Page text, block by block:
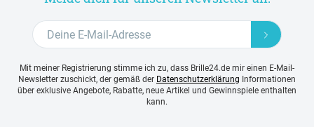
Mit meiner Registrierung stimme ich zu, dass Brille24.de mir einen E-Mail-
Newsletter zuschickt, der gemäß der Datenschutzerklärung Informationen
über exklusive Angebote, Rabatte, neue Artikel und Gewinnspiele enthalten
kann.